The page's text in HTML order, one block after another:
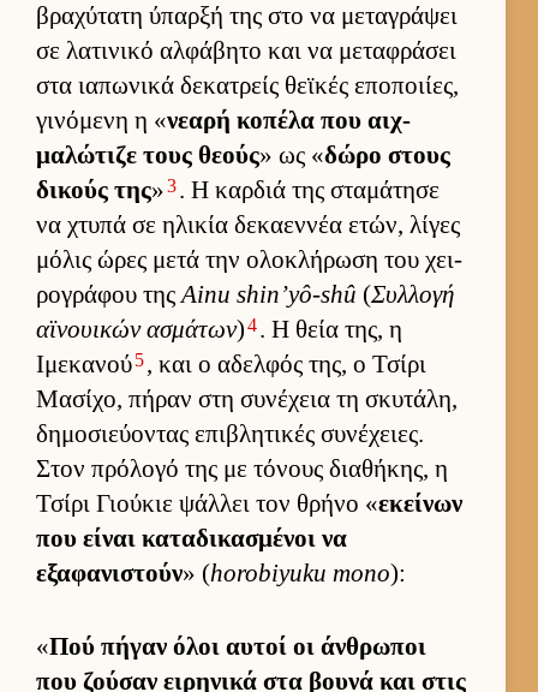
βραχύτατη ύπαρξή της στο να μεταγράψει
σε λατινικό αλ­φάβητο και να μεταφράσει
στα ια­πωνικά δεκατρείς θεϊκές εποποι­ίες,
γινόμενη η «νεαρή κοπέλα που αιχ­
μαλώτιζε τους θεούς» ως «δώρο στους
δικούς της»3. Η καρ­διά της σταμάτησε
να χτυπά σε ηλικία δεκαεν­νέα ετών, λίγες
μόλις ώρες μετά την ολοκλήρωση του χει­
ρογράφου τηςAinu shin’yô-shû (Συλ­λογή
αϊνουι­κών ασμάτων)4. Η θεία της, η
Ιμεκανού5, και ο αδελ­φός της, ο Τσίρι
Μασίχο, πήραν στη συνέχεια τη σκυτάλη,
δημοσιεύ­οντας επιβλητικές συνέχειες.
Στον πρόλογό της με τόνους δια­θήκης, η
Τσίρι Γιού­κιε ψάλ­λει τον θρήνο «εκεί­νων
που εί­ναι καταδικασμένοι να
εξαφανιστούν» (horobiyuku mono):
«Πού πήγαν όλοι αυ­τοί οι άν­θρωποι
που ζού­σαν ει­ρηνικά στα βουνά και στις